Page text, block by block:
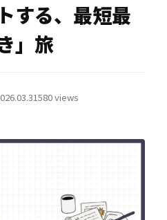
する、最短最
」旅
580 views